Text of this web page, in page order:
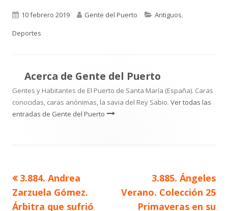
Publicado
el
10 febrero 2019 Autor
Gente del Puerto Categorías
Antiguos,
Deportes
Acerca de Gente del Puerto
Gentes y Habitantes de El Puerto de Santa María (España). Caras
conocidas, caras anónimas, la savia del Rey Sabio. Ver todas las
entradas de Gente del Puerto
Navegación
de
Artículo
anterior
3.884. Andrea
Zarzuela Gómez.
Árbitra que sufrió
Artículo
siguiente
3.885. Ángeles
Verano. Colección 25
Primaveras en su